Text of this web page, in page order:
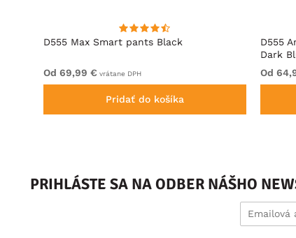
D555 Max Smart pants Black
Od 69,99 € vrátane DPH
Pridať do košíka
D555
Dark
Od
PRIHLÁSTE SA NA ODBER NÁŠHO